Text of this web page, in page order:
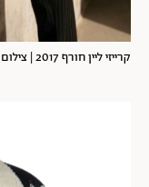
קרייזי ליין חורף 2017 | צילום: דודי חסון